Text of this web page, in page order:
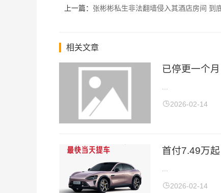
上一篇： 张彬彬私生非法翻墙侵入其酒店房间 到
相关文章
已停更一个
2026-02-14
首付7.49万
2026-02-14